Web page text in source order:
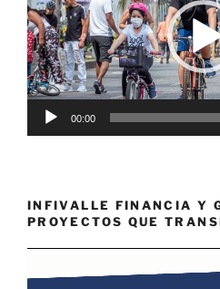
00:00
INFIVALLE FINANCIA Y
PROYECTOS QUE
de